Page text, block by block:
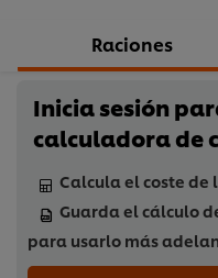
Raciones
Inicia sesión
calculadora de
Calcula el coste
Guarda el cálculo
para usarlo más